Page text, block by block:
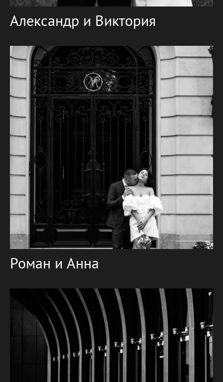
Александр и Виктория
Роман и Анна